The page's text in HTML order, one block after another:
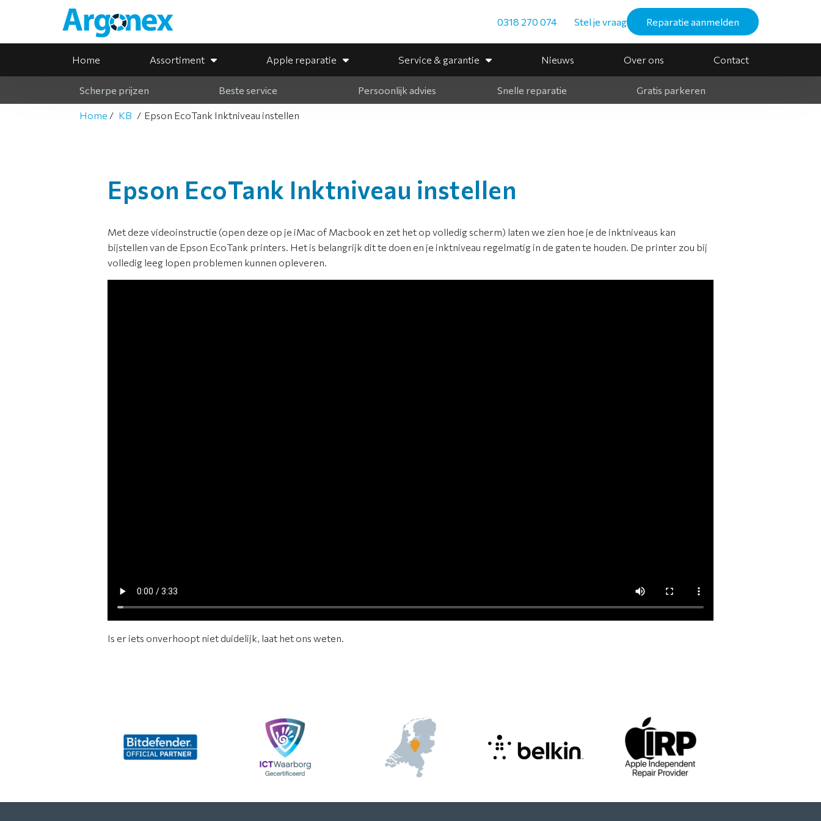
0318 270 074 Stel je vraag Reparatie aanmelden
Home Assortiment Apple reparatie Service & garantie Nieuws Over ons Contact
Scherpe prijzen Beste service Persoonlijk advies Snelle reparatie Gratis parkeren
Home KB Epson EcoTank Inktniveau instellen
Epson EcoTank Inktniveau instellen
Met deze videoinstructie (open deze op je iMac of Macbook en zet het op volledig scherm) laten we zien hoe je de inktniveaus kan
bijstellen van de Epson EcoTank printers. Het is belangrijk dit te doen en je inktniveau regelmatig in de gaten te houden. De printer zou bij
volledig leeg lopen problemen kunnen opleveren.
Is er iets onverhoopt niet duidelijk, laat het ons weten.